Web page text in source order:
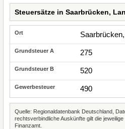
Steuersätze in Saarbrücken,
275
520
490
Quelle: Regionaldatenbank Deutschland,
rechtsverbindliche Auskünfte gilt die
Finanzamt.